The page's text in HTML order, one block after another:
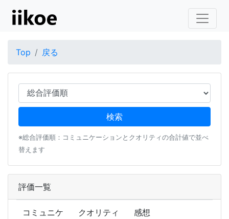
Top 戻る
※総合評価順：コミュニケーションとクオリティの合計値で並べ
替えます
評価一覧
コミュニケ
クオリティ 感想